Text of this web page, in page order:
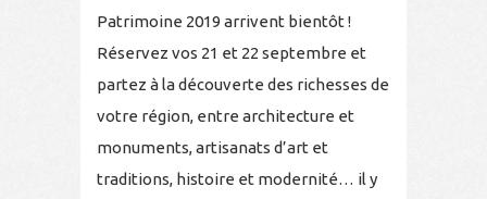
Patrimoine 2019 arrivent bientôt !
Réservez vos 21 et 22 septembre et
partez à la découverte des richesses de
votre région, entre architecture et
monuments, artisanats d’art et
traditions, histoire et modernité… il y